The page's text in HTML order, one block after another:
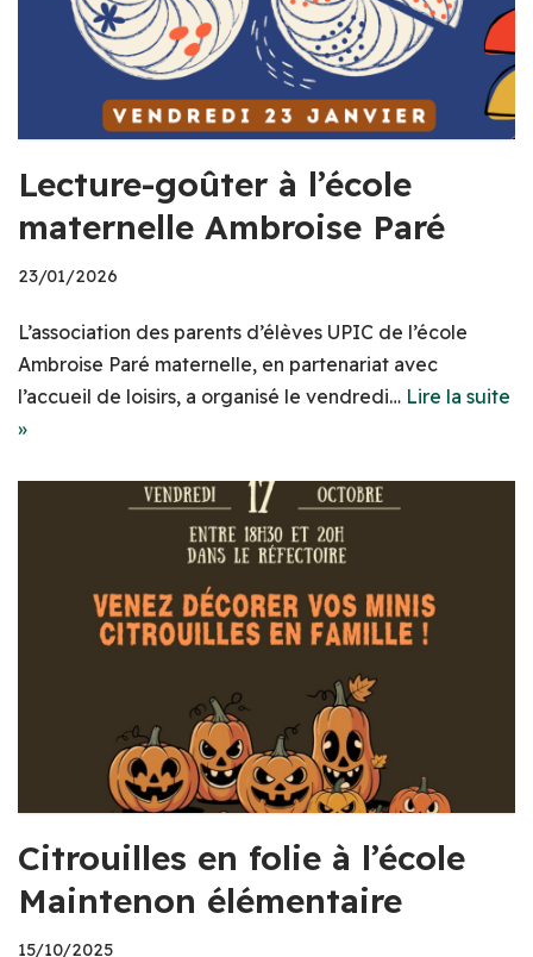
Lecture-goûter à l’école
maternelle Ambroise Paré
23/01/2026
L’association des parents d’élèves UPIC de l’école
Ambroise Paré maternelle, en partenariat avec
l’accueil de loisirs, a organisé le vendredi… Lire la suite
»
Citrouilles en folie à l’école
Maintenon élémentaire
15/10/2025